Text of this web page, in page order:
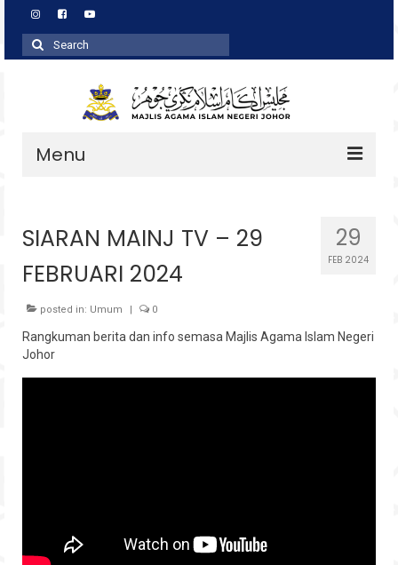
Search
for:
Menu
Zakat
Agihan
Wakaf
Baitulmal
29
FEB 2024
SIARAN MAINJ TV – 29
FEBRUARI 2024
posted in: Umum | 0
Rangkuman berita dan info semasa Majlis Agama Islam Negeri
Johor